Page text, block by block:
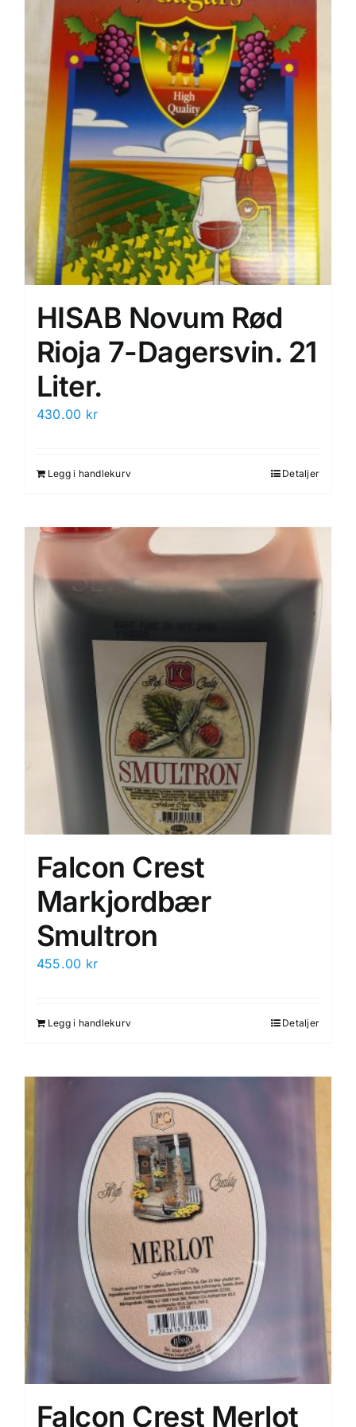
HISAB Novum Rød
Rioja 7-Dagersvin. 21
Liter.
430.00 kr
Legg i handlekurv Detaljer
Falcon Crest
Markjordbær
Smultron
455.00 kr
Legg i handlekurv Detaljer
Falcon Crest Merlot